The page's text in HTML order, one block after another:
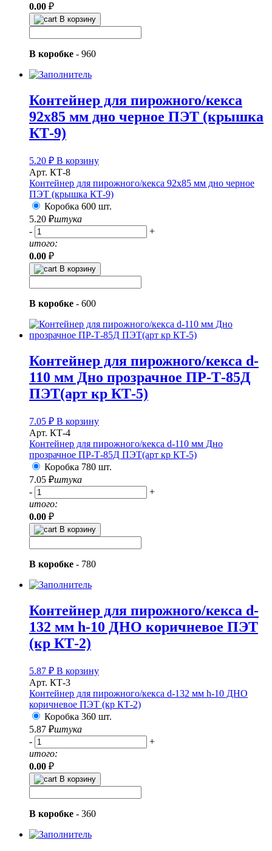
0.00 ₽
В корзину
В коробке - 960
Контейнер для пирожного/кекса
92х85 мм дно черное ПЭТ (крышка
КТ-9)
5.20 ₽ В корзину
Арт. КТ-8
Контейнер для пирожного/кекса 92х85 мм дно черное
ПЭТ (крышка КТ-9)
Коробка 600 шт.
5.20 ₽штука
-
+
итого:
0.00 ₽
В корзину
В коробке - 600
Контейнер для пирожного/кекса d-
110 мм Дно прозрачное ПР-Т-85Д
ПЭТ(арт кр КТ-5)
7.05 ₽ В корзину
Арт. КТ-4
Контейнер для пирожного/кекса d-110 мм Дно
прозрачное ПР-Т-85Д ПЭТ(арт кр КТ-5)
Коробка 780 шт.
7.05 ₽штука
-
+
итого:
0.00 ₽
В корзину
В коробке - 780
Контейнер для пирожного/кекса d-
132 мм h-10 ДНО коричневое ПЭТ
(кр КТ-2)
5.87 ₽ В корзину
Арт. КТ-3
Контейнер для пирожного/кекса d-132 мм h-10 ДНО
коричневое ПЭТ (кр КТ-2)
Коробка 360 шт.
5.87 ₽штука
-
+
итого:
0.00 ₽
В корзину
В коробке - 360